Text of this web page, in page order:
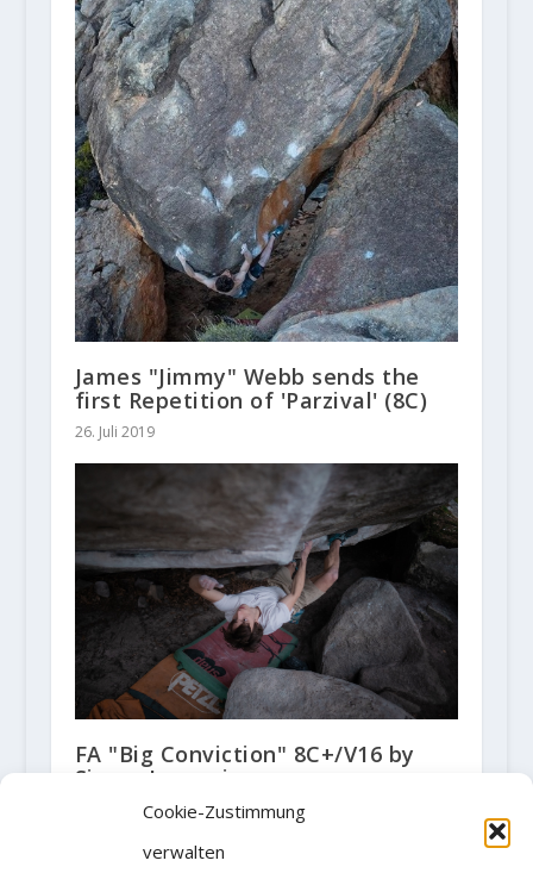
Cookie-Zustimmung
verwalten
James "Jimmy" Webb sends the
first Repetition of 'Parzival' (8C)
26. Juli 2019
FA "Big Conviction" 8C+/V16 by
Simon Lorenzi
26. Januar 2022